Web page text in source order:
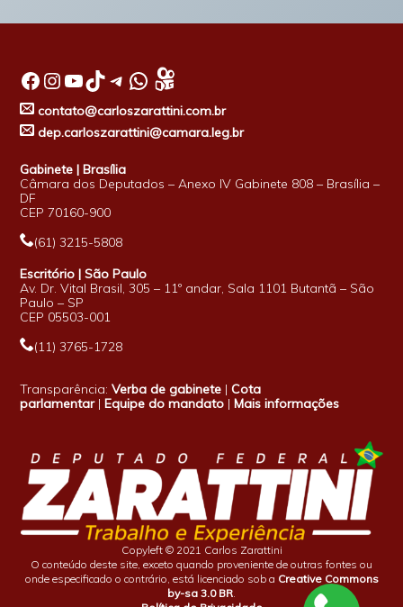
Facebook InstagramYoutube TikTok Telegram WhatsApp
contato@carloszarattini.com.br
dep.carloszarattini@camara.leg.br
Gabinete | Brasília
Câmara dos Deputados – Anexo IV Gabinete 808 – Brasília –
DF
CEP 70160-900
(61) 3215-5808
Escritório | São Paulo
Av. Dr. Vital Brasil, 305 – 11º andar, Sala 1101 Butantã – São
Paulo – SP
CEP 05503-001
(11) 3765-1728
Transparência:Verba de gabinete |Cota
parlamentar|Equipe do mandato |Mais informações
Copyleft © 2021 Carlos Zarattini
O conteúdo deste site, exceto quando proveniente de outras fontes ou
onde especificado o contrário, está licenciado sob a Creative Commons
by-sa 3.0 BR